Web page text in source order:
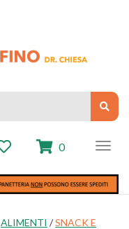
0 prodotti
inseriti
ALIMENTI /SNACK E